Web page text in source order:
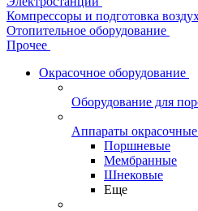
Компрессоры и подготовка
Отопительное оборудование
Прочее
Окрасочное оборудование
Оборудование для
Аппараты окрасочные
Поршневые
Мембранные
Шнековые
Еще